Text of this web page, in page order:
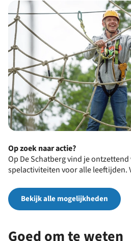
Op zoek naar actie?
Op De Schatberg vind je
spelactiviteiten voor alle leeftijden.
Bekijk alle mogelijkheden
Goed om te weten